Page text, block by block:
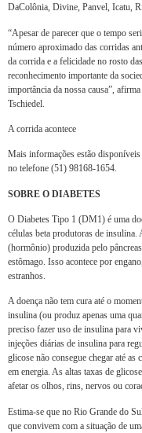
DaColônia, Divine, Panvel, Icatu,
“Apesar de parecer que o tempo
número aproximado das corridas
da corrida e a felicidade no rosto
reconhecimento importante da
importância da nossa causa”,
Tschiedel.
A corrida acontece
Mais informações estão
no telefone (51) 98168-1654.
SOBRE O DIABETES
O Diabetes Tipo 1 (DM1) é uma
células beta produtoras de
(hormônio) produzida pelo
estômago. Isso acontece por
estranhos.
A doença não tem cura até o
insulina (ou produz apenas uma
preciso fazer uso de insulina para
injeções diárias de insulina para
glicose não consegue chegar até
em energia. As altas taxas de
afetar os olhos, rins, nervos ou
Estima-se que no Rio Grande do
que convivem com a situação de